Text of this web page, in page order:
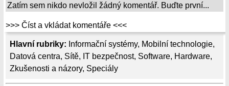
Hlavní rubriky: Informační systémy, Mobilní technologie,
Datová centra, Sítě, IT bezpečnost, Software, Hardware,
Zkušenosti a názory, Speciály
Zatím sem nikdo nevložil žádný komentář. Buďte první...
>>> Číst a vkládat komentáře <<<